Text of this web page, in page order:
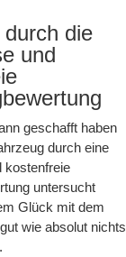
die
und
geschafft haben
durch eine
kostenfreie
untersucht
Glück mit dem
wie absolut nichts